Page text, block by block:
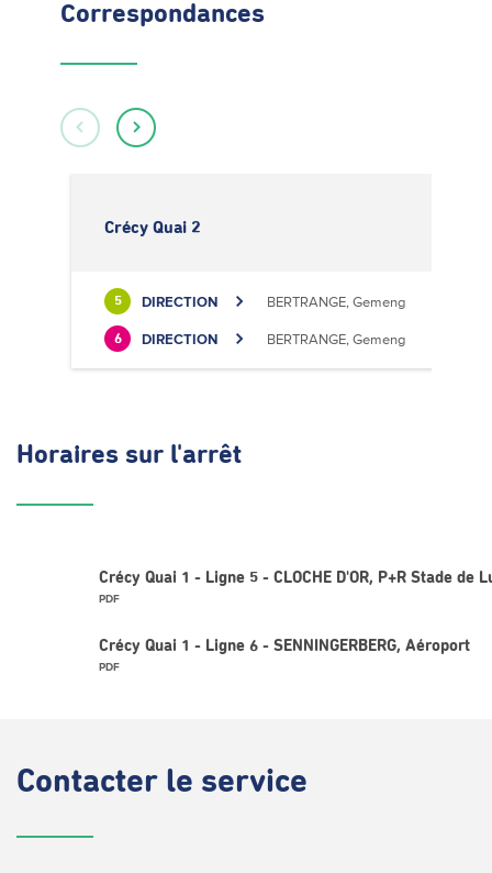
Correspondances
Crécy Quai 2
5 DIRECTION BERTRANGE, Gemeng
6 DIRECTION BERTRANGE, Gemeng
Horaires sur l'arrêt
Crécy Quai 1 - Ligne 5 - CLOCHE D'OR, P+R Stade de
PDF
Crécy Quai 1 - Ligne 6 - SENNINGERBERG, Aéroport
PDF
Contacter le service